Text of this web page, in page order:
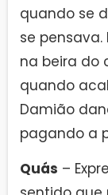
quando se
se pensava.
na beira do
quando
Damião
pagando a
Quás –